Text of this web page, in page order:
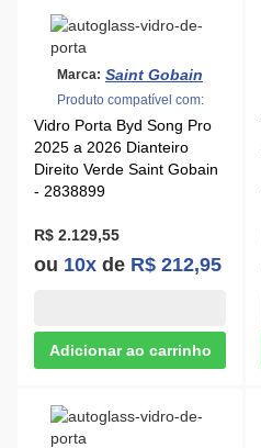
Marca: Saint Gobain
Produto compatível com:
Vidro Porta Byd Song Pro
2025 a 2026 Dianteiro
Direito Verde Saint Gobain
- 2838899
R$ 2.129,55
ou 10x de R$ 212,95